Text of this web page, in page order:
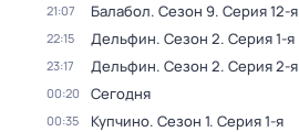
21:07 Балабол. Сезон 9. Серия 12-я
22:15 Дельфин. Сезон 2. Серия 1-я
23:17 Дельфин. Сезон 2. Серия 2-я
00:20 Сегодня
00:35 Купчино. Сезон 1. Серия 1-я